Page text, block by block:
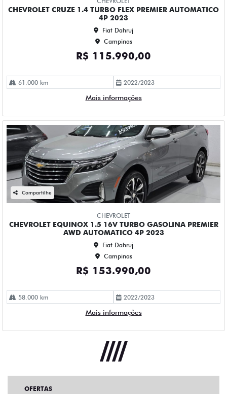
R$ 153.990,00
2022/2023
Mais informações
OFERTAS